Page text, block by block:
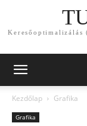
Keresőoptimalizálás
Kezdőlap Grafika
Grafika